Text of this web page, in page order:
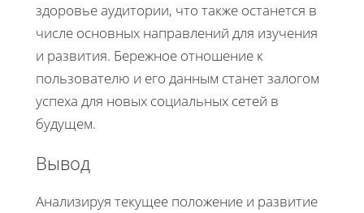
здоровье аудитории, что также останется в
числе основных направлений для изучения
и развития. Бережное отношение к
пользователю и его данным станет залогом
успеха для новых социальных сетей в
будущем.
Вывод
Анализируя текущее положение и развитие